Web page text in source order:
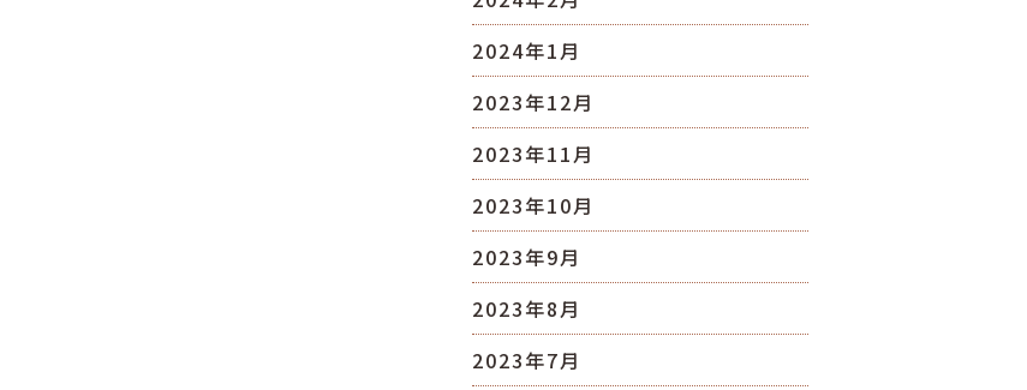
2024年1月
2023年12月
2023年11月
2023年10月
2023年9月
2023年8月
2023年7月